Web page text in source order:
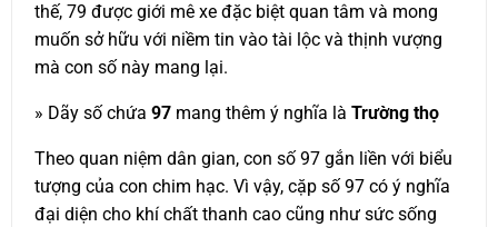
thế, 79 được giới mê xe đặc biệt quan tâm và mong
muốn sở hữu với niềm tin vào tài lộc và thịnh vượng
mà con số này mang lại.
» Dãy số chứa 97 mang thêm ý nghĩa là Trường thọ
Theo quan niệm dân gian, con số 97 gắn liền với biểu
tượng của con chim hạc. Vì vậy, cặp số 97 có ý nghĩa
đại diện cho khí chất thanh cao cũng như sức sống